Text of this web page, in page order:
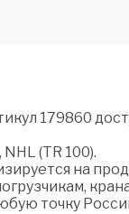
179860
(TR 100).
на
точку